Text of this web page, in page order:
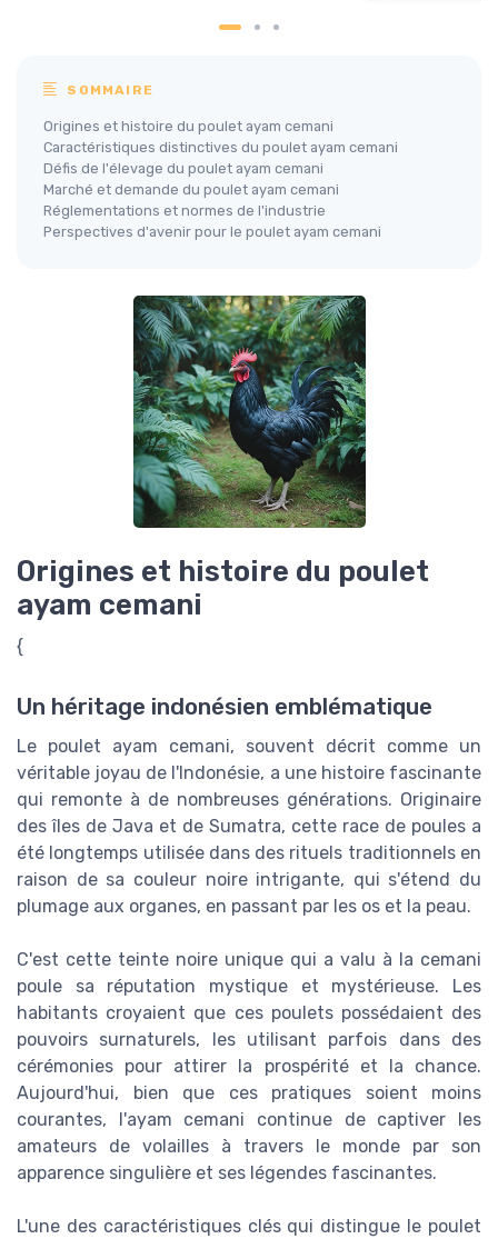
SOMMAIRE
Origines et histoire du poulet ayam cemani
Caractéristiques distinctives du poulet ayam cemani
Défis de l'élevage du poulet ayam cemani
Marché et demande du poulet ayam cemani
Réglementations et normes de l'industrie
Perspectives d'avenir pour le poulet ayam cemani
Origines et histoire du poulet
ayam cemani
{
Un héritage indonésien emblématique
Le poulet ayam cemani, souvent décrit comme un
véritable joyau de l'Indonésie, a une histoire fascinante
qui remonte à de nombreuses générations. Originaire
des îles de Java et de Sumatra, cette race de poules a
été longtemps utilisée dans des rituels traditionnels en
raison de sa couleur noire intrigante, qui s'étend du
plumage aux organes, en passant par les os et la peau.
C'est cette teinte noire unique qui a valu à la cemani
poule sa réputation mystique et mystérieuse. Les
habitants croyaient que ces poulets possédaient des
pouvoirs surnaturels, les utilisant parfois dans des
cérémonies pour attirer la prospérité et la chance.
Aujourd'hui, bien que ces pratiques soient moins
courantes, l'ayam cemani continue de captiver les
amateurs de volailles à travers le monde par son
apparence singulière et ses légendes fascinantes.
L'une des caractéristiques clés qui distingue le poulet